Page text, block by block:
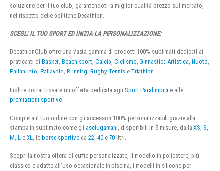
soluzione per il tuo club, garantendoti la miglior qualità prezzo sul mercato,
nel rispetto delle politiche Decathlon.
SCEGLI IL TUO SPORT ED INIZIA LA PERSONALIZZAZIONE:
DecathlonClub offre una vasta gamma di prodotti 100% sublimati dedicati ai
praticanti di Basket, Beach sport, Calcio, Ciclismo, Ginnastica Artistica, Nuoto,
Pallanuoto, Pallavolo, Running, Rugby, Tennis e Triathlon.
Inoltre potrai trovare un offerta dedicata agli Sport Paralimpici e alle
premiazioni sportive
Completa il tuo ordine con gli accessori 100% personalizzabili grazie alla
stampa in sublimato come gli asciugamani , disponibili in 5 misure, dalla XS S
M L e XL , le borse sportive da 22 40 e 70 litri.
Scopri la nostra offera di cuffie personalizzate, il modello in poliestere, più
classico e adatto all’uso occasionale in piscina, i modelli in silicone per i